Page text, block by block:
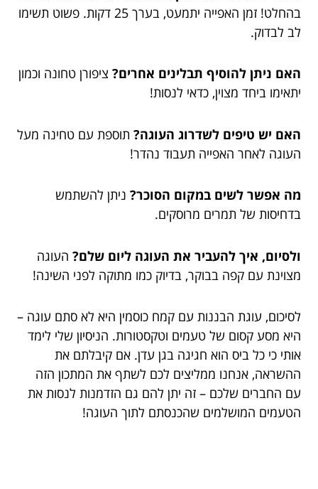
בהחלט! זמן האפייה יתמעט, בערך 25 דקות. פשוט תשימו
לב לבדוק.
האם ניתן להוסיף תבלינים אחרים? ציפורן טחונה וכמון
יתאימו ביחד מצוין, כדאי לנסות!
האם יש טיפים לשדרוג העוגה? תוספת עם טחינה מעל
העוגה לאחר האפייה תעבוד נהדר!
מה אפשר לשים במקום הסוכר? ניתן להשתמש
בדחיסות של תמרים מרוסקים.
ולסיום, איך להעביר את העוגה ליום שלם? העוגה
מצוינת עם קפה בבוקר, בדיוק כמו מתוקה לפני השינה!
לסיכום, עוגת הבננות עם קמח כוסמין היא לא סתם עוגה –
היא מסע קסום של טעמים וטקסטורות. הניסיון שלי לימד
אותי כי כל ביס הוא חגיגה בגן עדן. אם קיבלתם את
ההשראה, אנחנו ממליצים לכם לשתף את המתכון הזה
עם החברים שלכם – זה יתן להם גם הזדמנות לנסות את
הטעמים המושלמים שהכנסתם לתוך העוגה!